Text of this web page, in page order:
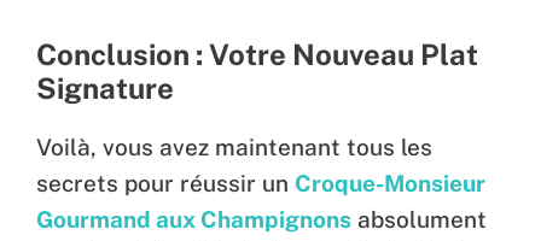
Conclusion : Votre Nouveau Plat
Signature
Voilà, vous avez maintenant tous les
secrets pour réussir un Croque-Monsieur
Gourmand aux Champignons absolument